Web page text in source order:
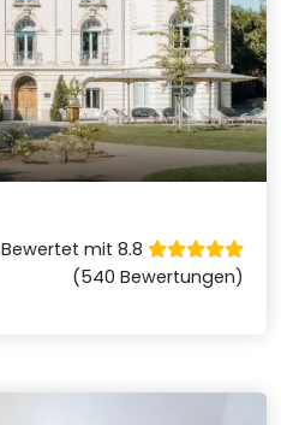
Bewertet mit 8.8
(540 Bewertungen)